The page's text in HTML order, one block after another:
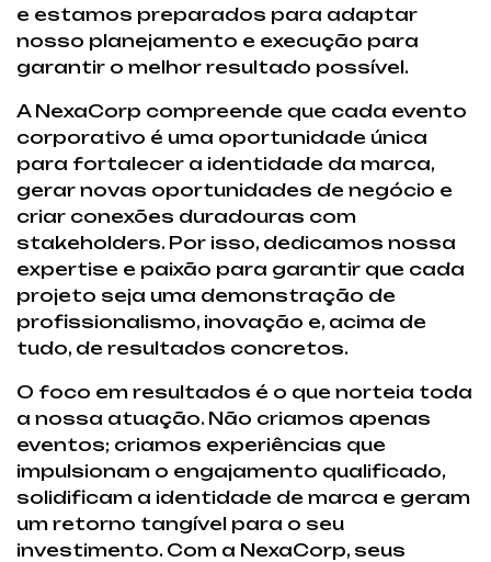
e estamos preparados para adaptar
nosso planejamento e execução para
garantir o melhor resultado possível.
A NexaCorp compreende que cada evento
corporativo é uma oportunidade única
para fortalecer a identidade da marca,
gerar novas oportunidades de negócio e
criar conexões duradouras com
stakeholders. Por isso, dedicamos nossa
expertise e paixão para garantir que cada
projeto seja uma demonstração de
profissionalismo, inovação e, acima de
tudo, de resultados concretos.
O foco em resultados é o que norteia toda
a nossa atuação. Não criamos apenas
eventos; criamos experiências que
impulsionam o engajamento qualificado,
solidificam a identidade de marca e geram
um retorno tangível para o seu
investimento. Com a NexaCorp, seus